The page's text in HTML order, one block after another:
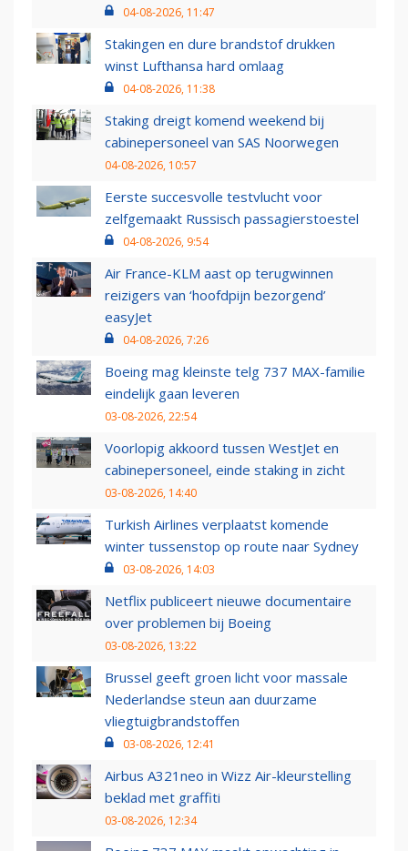
04-08-2026, 11:47
Stakingen en dure brandstof drukken
winst Lufthansa hard omlaag
04-08-2026, 11:38
Staking dreigt komend weekend bij
cabinepersoneel van SAS Noorwegen
04-08-2026, 10:57
Eerste succesvolle testvlucht voor
zelfgemaakt Russisch passagierstoestel
04-08-2026, 9:54
Air France-KLM aast op terugwinnen
reizigers van ‘hoofdpijn bezorgend’
easyJet
04-08-2026, 7:26
Boeing mag kleinste telg 737 MAX-familie
eindelijk gaan leveren
03-08-2026, 22:54
Voorlopig akkoord tussen WestJet en
cabinepersoneel, einde staking in zicht
03-08-2026, 14:40
Turkish Airlines verplaatst komende
winter tussenstop op route naar Sydney
03-08-2026, 14:03
Netflix publiceert nieuwe documentaire
over problemen bij Boeing
03-08-2026, 13:22
Brussel geeft groen licht voor massale
Nederlandse steun aan duurzame
vliegtuigbrandstoffen
03-08-2026, 12:41
Airbus A321neo in Wizz Air-kleurstelling
beklad met graffiti
03-08-2026, 12:34